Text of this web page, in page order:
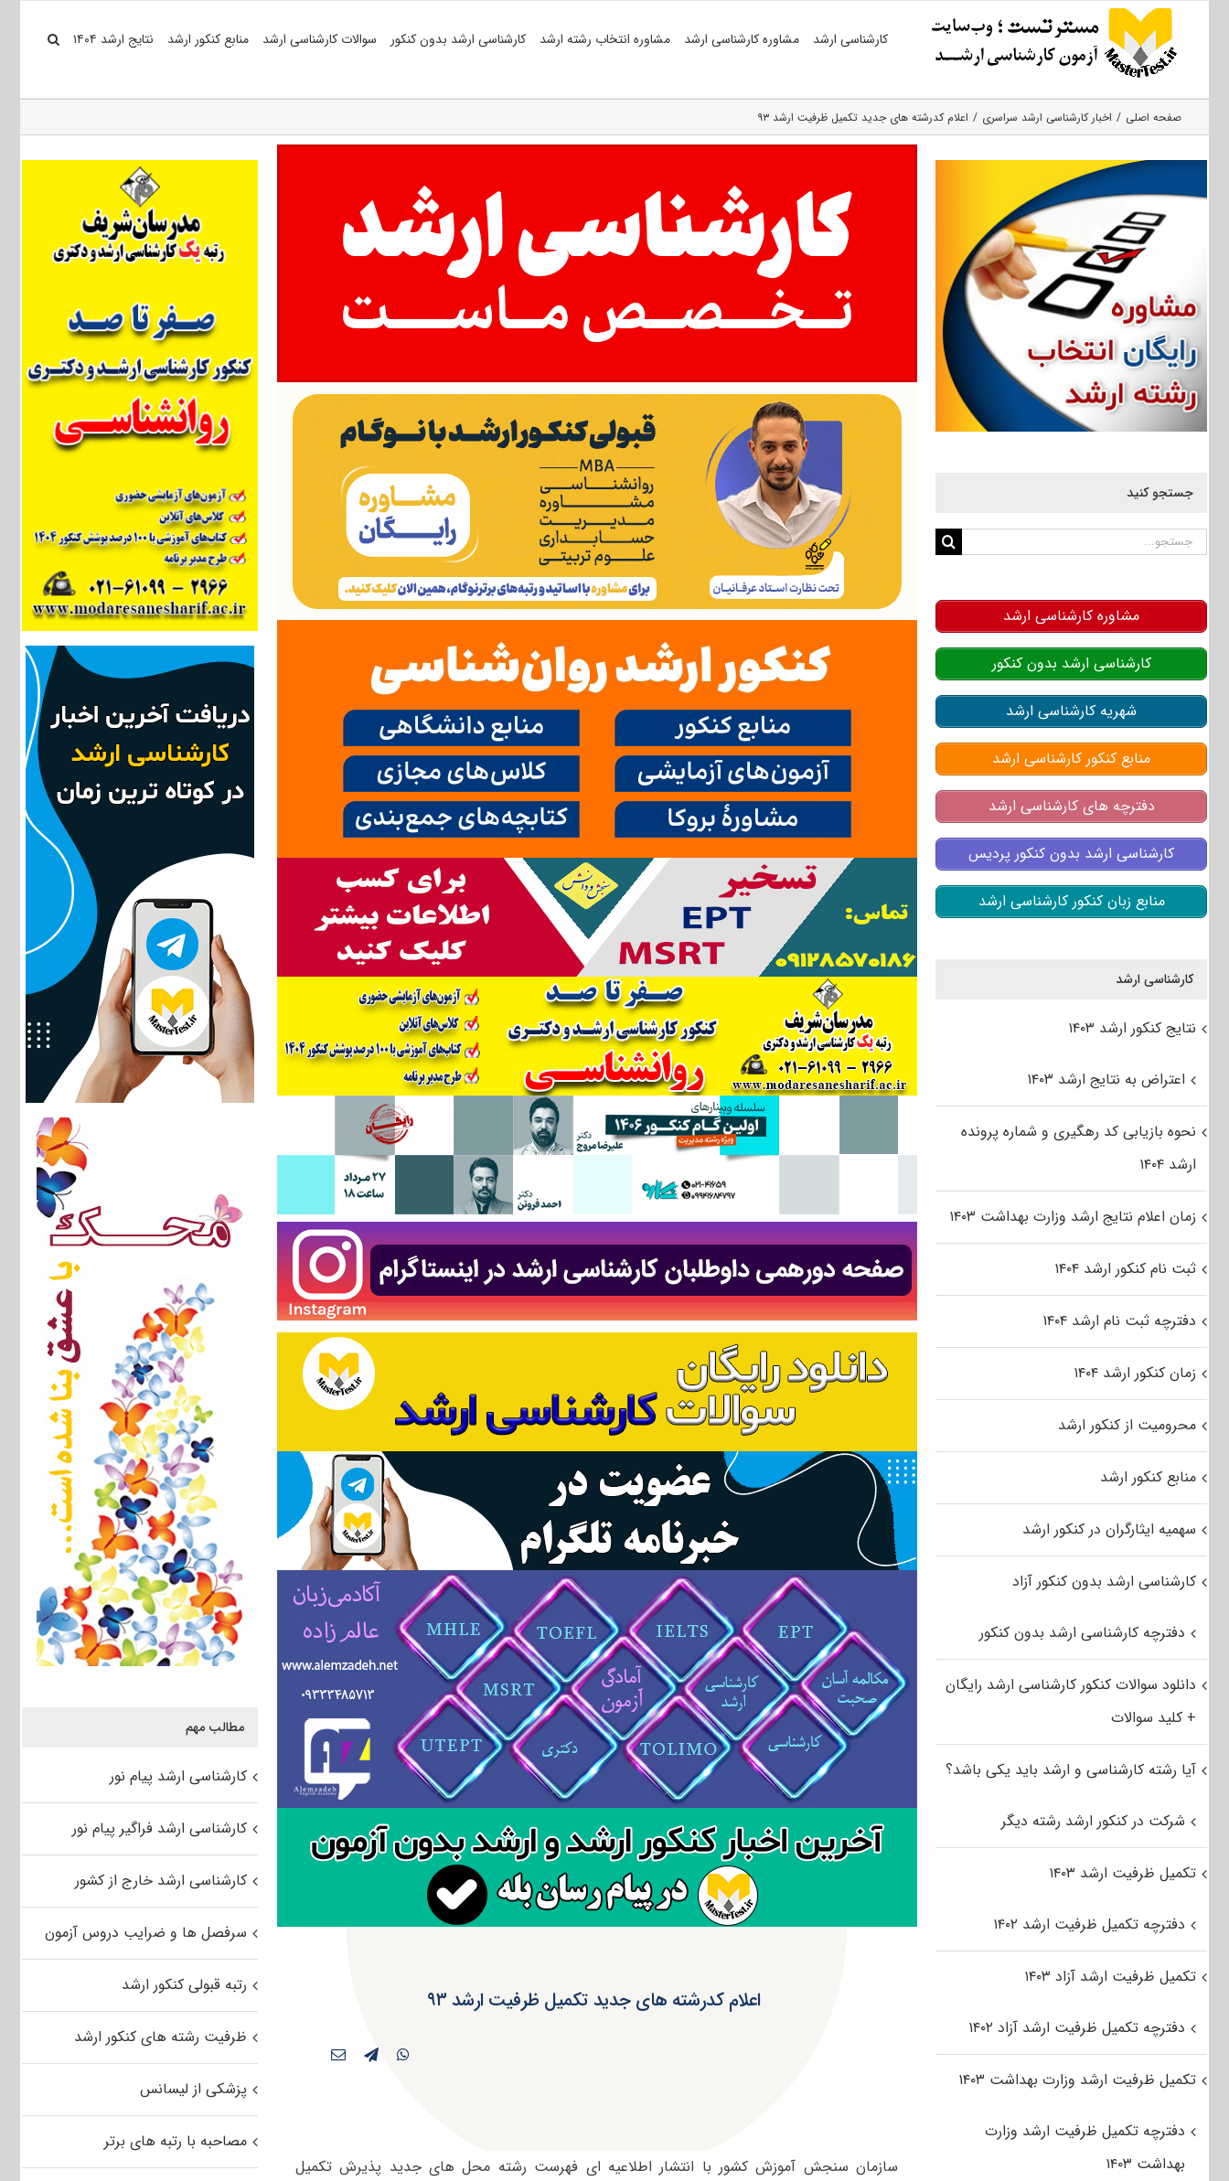
کارشناسی ارشد مشاوره کارشناسی ارشد مشاوره انتخاب رشته ارشد کارشناسی ارشد بدون کنکور سوالات کارشناسی ارشد منابع کنکور ارشد نتایج ارشد ۱۴۰۴
صفحه اصلی اخبار کارشناسی ارشد سراسری اعلام کدرشته های جدید تکمیل ظرفیت ارشد ۹۳
اعلام کدرشته های جدید تکمیل ظرفیت ارشد ۹۳
سازمان سنجش آموزش کشور با انتشار اطلاعیه ای فهرست رشته محل های جدید پذیرش تکمیل
مطالب مهم
کارشناسی ارشد پیام نور
کارشناسی ارشد فراگیر پیام نور
کارشناسی ارشد خارج از کشور
سرفصل ها و ضرایب دروس آزمون
رتبه قبولی کنکور ارشد
ظرفیت رشته های کنکور ارشد
پزشکی از لیسانس
مصاحبه با رتبه های برتر
جستجو کنید
جستجو
مشاوره کارشناسی ارشد
کارشناسی ارشد بدون کنکور
شهریه کارشناسی ارشد
منابع کنکور کارشناسی ارشد
دفترچه های کارشناسی ارشد
کارشناسی ارشد بدون کنکور پردیس
منابع زبان کنکور کارشناسی ارشد
کارشناسی ارشد
نتایج کنکور ارشد ۱۴۰۳
اعتراض به نتایج ارشد ۱۴۰۳
نحوه بازیابی کد رهگیری و شماره پرونده
ارشد ۱۴۰۴
زمان اعلام نتایج ارشد وزارت بهداشت ۱۴۰۳
ثبت نام کنکور ارشد ۱۴۰۴
دفترچه ثبت نام ارشد ۱۴۰۴
زمان کنکور ارشد ۱۴۰۴
محرومیت از کنکور ارشد
منابع کنکور ارشد
سهمیه ایثارگران در کنکور ارشد
کارشناسی ارشد بدون کنکور آزاد
دفترچه کارشناسی ارشد بدون کنکور
دانلود سوالات کنکور کارشناسی ارشد رایگان
+ کلید سوالات
آیا رشته کارشناسی و ارشد باید یکی باشد؟
شرکت در کنکور ارشد رشته دیگر
تکمیل ظرفیت ارشد ۱۴۰۳
دفترچه تکمیل ظرفیت ارشد ۱۴۰۲
تکمیل ظرفیت ارشد آزاد ۱۴۰۳
دفترچه تکمیل ظرفیت ارشد آزاد ۱۴۰۲
تکمیل ظرفیت ارشد وزارت بهداشت ۱۴۰۳
دفترچه تکمیل ظرفیت ارشد وزارت
بهداشت ۱۴۰۳